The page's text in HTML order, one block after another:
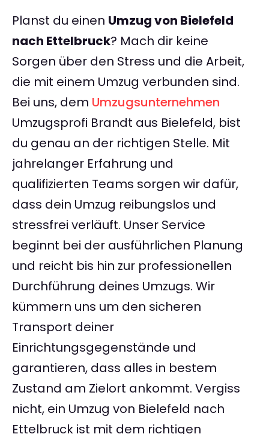
Planst du einen Umzug von Bielefeld
nach Ettelbruck? Mach dir keine
Sorgen über den Stress und die Arbeit,
die mit einem Umzug verbunden sind.
Bei uns, dem Umzugsunternehmen
Umzugsprofi Brandt aus Bielefeld, bist
du genau an der richtigen Stelle. Mit
jahrelanger Erfahrung und
qualifizierten Teams sorgen wir dafür,
dass dein Umzug reibungslos und
stressfrei verläuft. Unser Service
beginnt bei der ausführlichen Planung
und reicht bis hin zur professionellen
Durchführung deines Umzugs. Wir
kümmern uns um den sicheren
Transport deiner
Einrichtungsgegenstände und
garantieren, dass alles in bestem
Zustand am Zielort ankommt. Vergiss
nicht, ein Umzug von Bielefeld nach
Ettelbruck ist mit dem richtigen